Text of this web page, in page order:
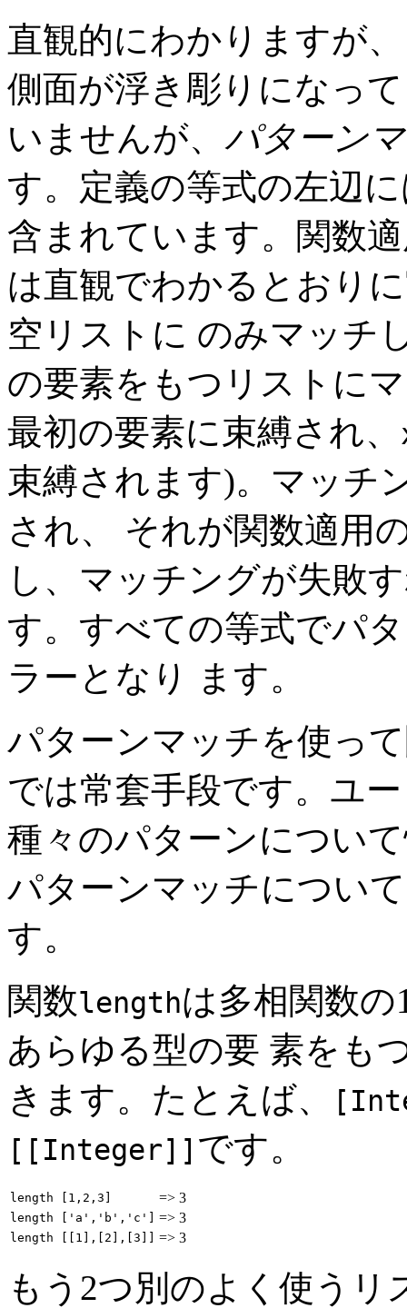
直観的にわかりますが
側面が浮き彫りになっ
いませんが、 パターン
す。定義の等式の左辺
含まれています。関数
は直観でわかるとおり
空リストに のみマッチ
の要素をもつリストに
最初の要素に束縛され、
束縛されます)。マッチ
され、 それが関数適用
し、マッチングが失敗
す。すべての等式でパ
ラーとなり ます。
パターンマッチを使っ
では常套手段です。ユ
種々のパターンについ
パターンマッチについ
す。
関数lengthは多相関数
あらゆる型の要 素をも
きます。たとえば、
[[Integer]] です。
length [1,2,3] => 3
length ['a','b','c'] => 3
length [[1],[2],[3]] => 3
もう2つ別のよく使うリ